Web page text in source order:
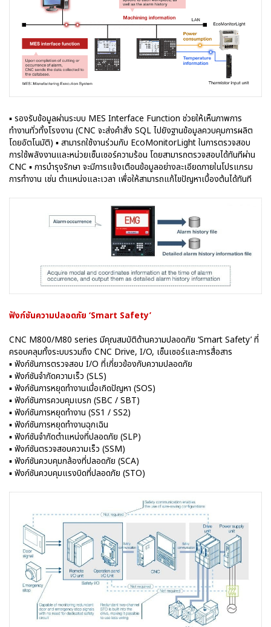
▪ รองรับข้อมูลผ่านระบบ MES Interface Function ช่วยให้เห็นภาพการ
ทำงานทั่วทั้งโรงงาน (CNC จะส่งคำสั่ง SQL ไปยังฐานข้อมูลควบคุมการผลิต
โดยอัตโนมัติ) ▪ สามารถใช้งานร่วมกับ EcoMonitorLight ในการตรวจสอบ
การใช้พลังงานและหน่วยเซ็นเซอร์ความร้อน โดยสามารถตรวจสอบได้ทันทีผ่าน
CNC ▪ การบำรุงรักษา จะมีการแจ้งเตือนข้อมูลอย่างละเอียดภายในโปรแกรม
การทำงาน เช่น ตำแหน่งและเวลา เพื่อให้สามารถแก้ไขปัญหาเบื้องต้นได้ทันที
ฟังก์ชันความปลอดภัย ‘Smart Safety’
CNC M800/M80 series มีคุณสมบัติด้านความปลอดภัย ‘Smart Safety’ ที่
ครอบคลุมทั้งระบบรวมถึง CNC Drive, I/O, เซ็นเซอร์และการสื่อสาร
▪ ฟังก์ชันการตรวจสอบ I/O ที่เกี่ยวข้องกับความปลอดภัย
▪ ฟังก์ชันจำกัดความเร็ว (SLS)
▪ ฟังก์ชันการหยุดทำงานเมื่อเกิดปัญหา (SOS)
▪ ฟังก์ชันการควบคุมเบรก (SBC / SBT)
▪ ฟังก์ชันการหยุดทำงาน (SS1 / SS2)
▪ ฟังก์ชันการหยุดทำงานฉุกเฉิน
▪ ฟังก์ชันจำกัดตำแหน่งที่ปลอดภัย (SLP)
▪ ฟังก์ชันตรวจสอบความเร็ว (SSM)
▪ ฟังก์ชันควบคุมกล้องที่ปลอดภัย (SCA)
▪ ฟังก์ชันควบคุมแรงบิดที่ปลอดภัย (STO)